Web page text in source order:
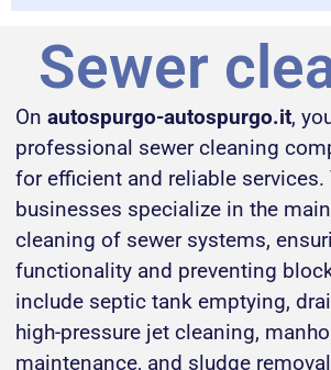
Sewer
On autospurgo-autospurgo.it,
professional sewer cleaning
for efficient and reliable services.
businesses specialize in the
cleaning of sewer systems,
functionality and preventing
include septic tank emptying,
high-pressure jet cleaning,
maintenance, and sludge